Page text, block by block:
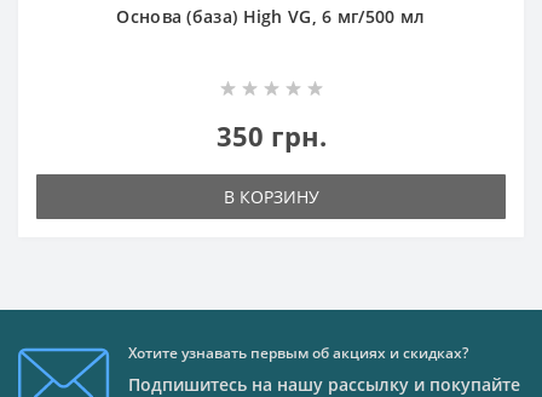
Основа (база) High VG, 6 мг/500 мл
350 грн.
В КОРЗИНУ
Хотите узнавать первым об акциях и скидках?
Подпишитесь на нашу рассылку и покупайте